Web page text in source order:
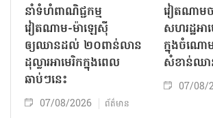
នាំទំហំពាណិជ្ជកម្ម
វៀតណាម-ម៉ាឡេស៊ី
ឲ្យឈានដល់ ២០ពាន់លាន
ដុល្លារអាមេរិកក្នុងពេល
ឆាប់ៗនេះ
07/08/2026 ព័ត៌មាន
វៀតណាម
សហរដ្ឋអា
ក្នុងចំណោ
សំខាន់ឈា
07/08/